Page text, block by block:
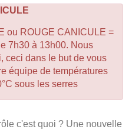
ou ROUGE CANICULE =
7h30 à 13h00. Nous
ceci dans le but de vous
équipe de températures
sous les serres
c'est quoi ? Une nouvelle